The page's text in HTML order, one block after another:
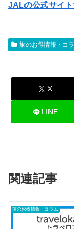
JALの公式サイ
旅のお得情報・コ
X
LINE
関連記事
旅のお得情報・コラム